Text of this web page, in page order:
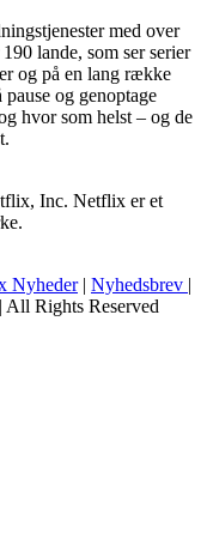
med over
lande, som ser serier
og på en lang række
og genoptage
hvor som helst – og de
Inc. Netflix er et
Nyheder| Nyhedsbrev |
| All Rights Reserved